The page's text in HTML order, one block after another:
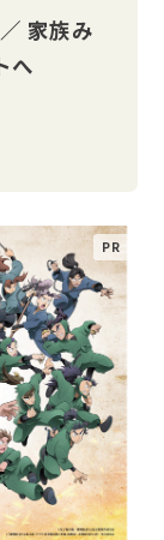
家族み
へ